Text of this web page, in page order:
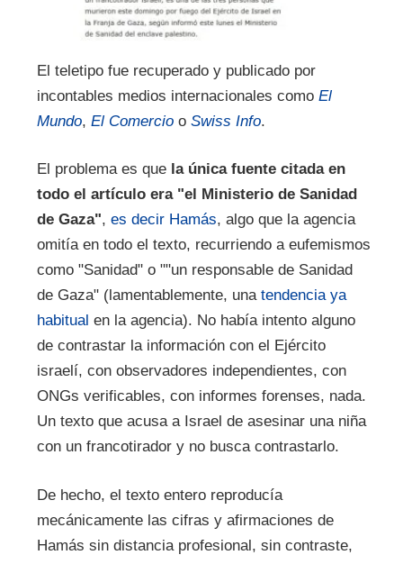
El teletipo fue recuperado y publicado por
incontables medios internacionales como El
Mundo, El Comercioo Swiss Info.
El problema es que la única fuente citada en
todo el artículo era "el Ministerio de Sanidad
de Gaza", es decir Hamás, algo que la agencia
omitía en todo el texto, recurriendo a eufemismos
como "Sanidad" o ""un responsable de Sanidad
de Gaza" (lamentablemente, una tendencia ya
habitual en la agencia). No había intento alguno
de contrastar la información con el Ejército
israelí, con observadores independientes, con
ONGs verificables, con informes forenses, nada.
Un texto que acusa a Israel de asesinar una niña
con un francotirador y no busca contrastarlo.
De hecho, el texto entero reproducía
mecánicamente las cifras y afirmaciones de
Hamás sin distancia profesional, sin contraste,